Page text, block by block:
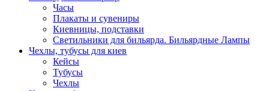
Часы
Плакаты и сувениры
Киевницы, подставки
Светильники для бильярда. Бильярдные Лампы
Чехлы, тубусы для киев
Кейсы
Тубусы
Чехлы